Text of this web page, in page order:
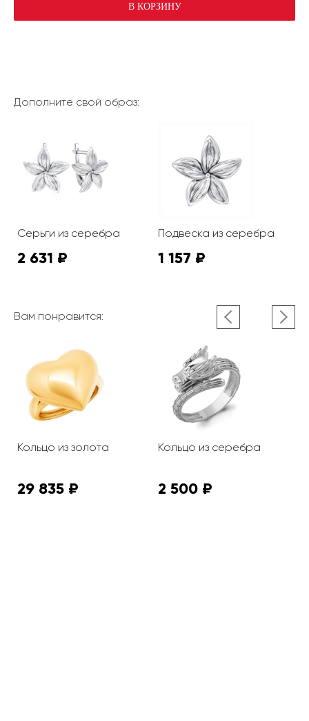
В КОРЗИНУ
Дополните свой образ:
Серьги из серебра
2 631 ₽
Подвеска из серебра
1 157 ₽
Вам понравится:
Кольцо из золота
29 835 ₽
Кольцо из серебра
2 500 ₽